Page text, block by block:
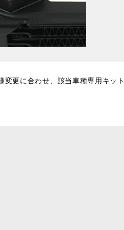
更に合わせ、該当車種専用キット